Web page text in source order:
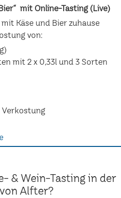
mit Online-Tasting (Live)
Käse und Bier zuhause
von:
mit 2 x 0,33l und 3 Sorten
Verkostung
& Wein-Tasting in der
Alfter?